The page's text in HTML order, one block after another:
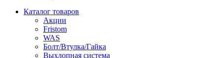
Каталог товаров
Акции
Fristom
WAS
Болт/Втулка/Гайка
Выхлопная система